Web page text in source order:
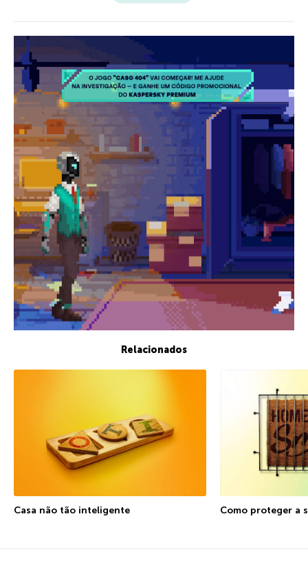
Relacionados
Casa não tão inteligente Como proteger a